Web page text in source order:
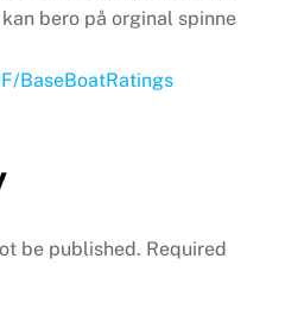
bero på orginal spinne
BaseBoatRatings
be published. Required